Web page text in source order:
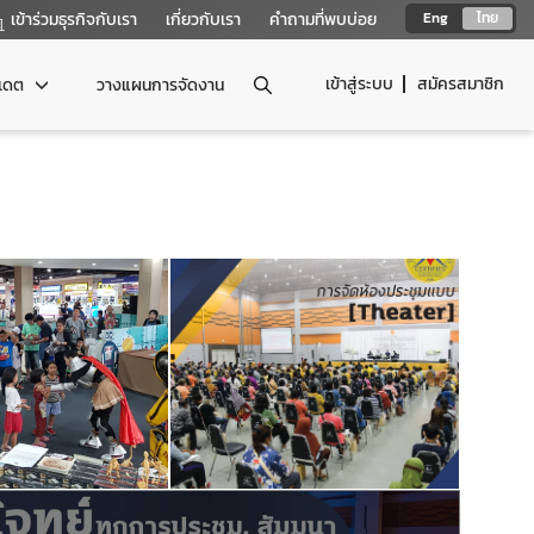
Eng ไทย
เข้าร่วมธุรกิจกับเรา เกี่ยวกับเรา คำถามที่พบบ่อย
เข้าสู่ระบบ สมัครสมาชิก
ดต วางแผนการจัดงาน